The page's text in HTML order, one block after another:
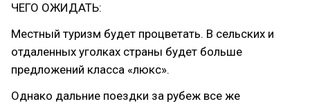
ЧЕГО ОЖИДАТЬ:
Местный туризм будет процветать. В сельских и
отдаленных уголках страны будет больше
предложений класса «люкс».
Однако дальние поездки за рубеж все же